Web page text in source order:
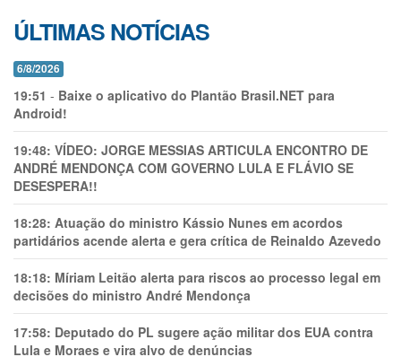
ÚLTIMAS NOTÍCIAS
6/8/2026
19:51 - Baixe o aplicativo do Plantão Brasil.NET para
Android!
19:48: VÍDEO: JORGE MESSIAS ARTICULA ENCONTRO DE
ANDRÉ MENDONÇA COM GOVERNO LULA E FLÁVIO SE
DESESPERA!!
18:28: Atuação do ministro Kássio Nunes em acordos
partidários acende alerta e gera crítica de Reinaldo Azevedo
18:18: Míriam Leitão alerta para riscos ao processo legal em
decisões do ministro André Mendonça
17:58: Deputado do PL sugere ação militar dos EUA contra
Lula e Moraes e vira alvo de denúncias